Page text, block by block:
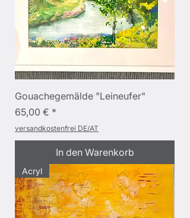
Gouachegemälde "Leineufer"
Preis
65,00 €
versandkostenfrei DE/AT
In den Warenkorb
Acryl